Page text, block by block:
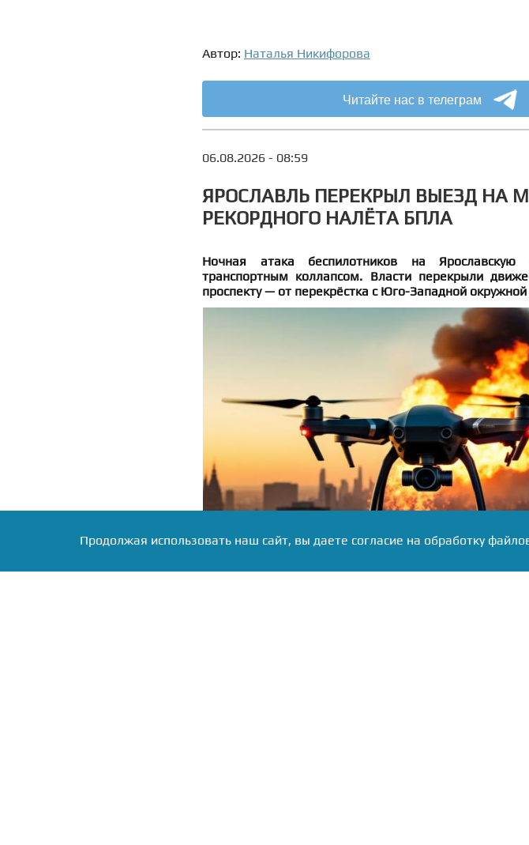
Автор: Наталья Никифорова
Читайте нас в телеграм
06.08.2026 - 08:59
ЯРОСЛАВЛЬ ПЕРЕКРЫЛ ВЫЕЗД НА
РЕКОРДНОГО НАЛЁТА БПЛА
Ночная атака беспилотников на Ярославскую
транспортным коллапсом. Власти перекрыли
проспекту — от перекрёстка с Юго-Западной
Продолжая использовать наш сайт, вы даете согласие на обработку